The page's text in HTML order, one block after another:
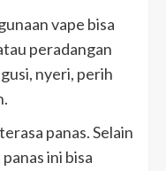
vape bisa
peradangan
nyeri, perih
panas. Selain
ini bisa